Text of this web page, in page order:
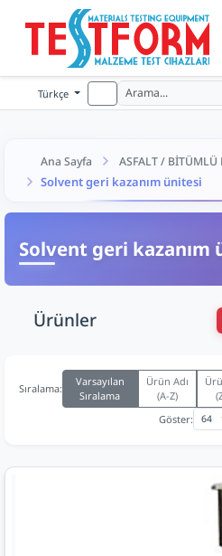
Türkçe
Ana Sayfa ASFALT / BİTÜMLÜ
Solvent geri kazanım ünitesi
Solvent geri kazanım
Ürünler
Sıralama:
Varsayılan
Sıralama
Ürün Adı
(A-Z)
Göster: